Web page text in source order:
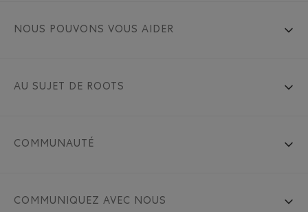
NOUS POUVONS VOUS AIDER
AU SUJET DE ROOTS
COMMUNAUTÉ
COMMUNIQUEZ AVEC NOUS